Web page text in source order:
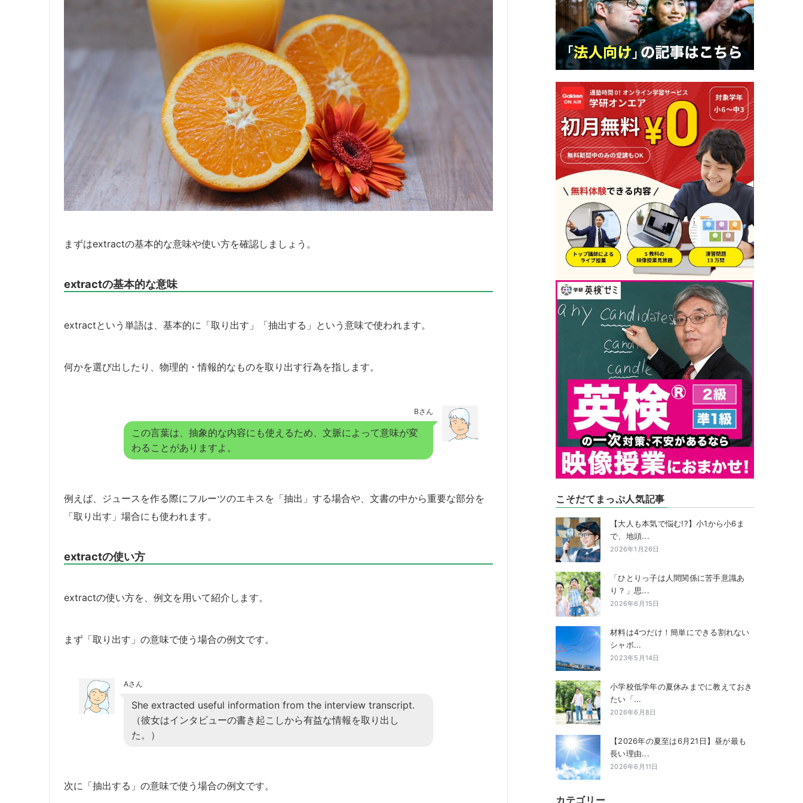
まずはextractの基本的な意味や使い方を確認しましょう。
extractの基本的な意味
extractという単語は、基本的に「取り出す」「抽出する」という意味で使われます。
何かを選び出したり、物理的・情報的なものを取り出す行為を指します。
Bさん
この言葉は、抽象的な内容にも使えるため、文脈によって意味が変
わることがありますよ。
例えば、ジュースを作る際にフルーツのエキスを「抽出」する場合や、文書の中から重要な部分を
「取り出す」場合にも使われます。
extractの使い方
extractの使い方を、例文を用いて紹介します。
まず「取り出す」の意味で使う場合の例文です。
Aさん
She extracted useful information from the interview transcript.
（彼女はインタビューの書き起こしから有益な情報を取り出し
た。）
次に「抽出する」の意味で使う場合の例文です。
こそだてまっぷ人気記事
【大人も本気で悩む!?】小1から小6ま
で、地頭...
2026年1月26日
「ひとりっ子は人間関係に苦手意識あ
り？」思...
2026年6月15日
材料は4つだけ！簡単にできる割れない
シャボ...
2023年5月14日
小学校低学年の夏休みまでに教えておき
たい「...
2026年6月8日
【2026年の夏至は6月21日】昼が最も
長い理由...
2026年6月11日
カテゴリー